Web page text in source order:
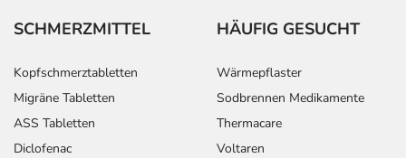
Kleinkindern und älteren Menschen auf eine
gewissenhafte Dosierung. Im Zweifelsfalle fragen Sie
Ihren Arzt oder Apotheker nach etwaigen Auswirkungen
oder Vorsichtsmaßnahmen.
SCHMERZMITTEL
Kopfschmerztabletten
Migräne Tabletten
ASS Tabletten
Diclofenac
HÄUFIG GESUCHT
Wärmepflaster
Sodbrennen Medikamente
Thermacare
Voltaren